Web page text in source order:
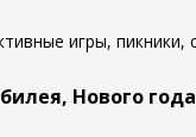
игры,
Нового